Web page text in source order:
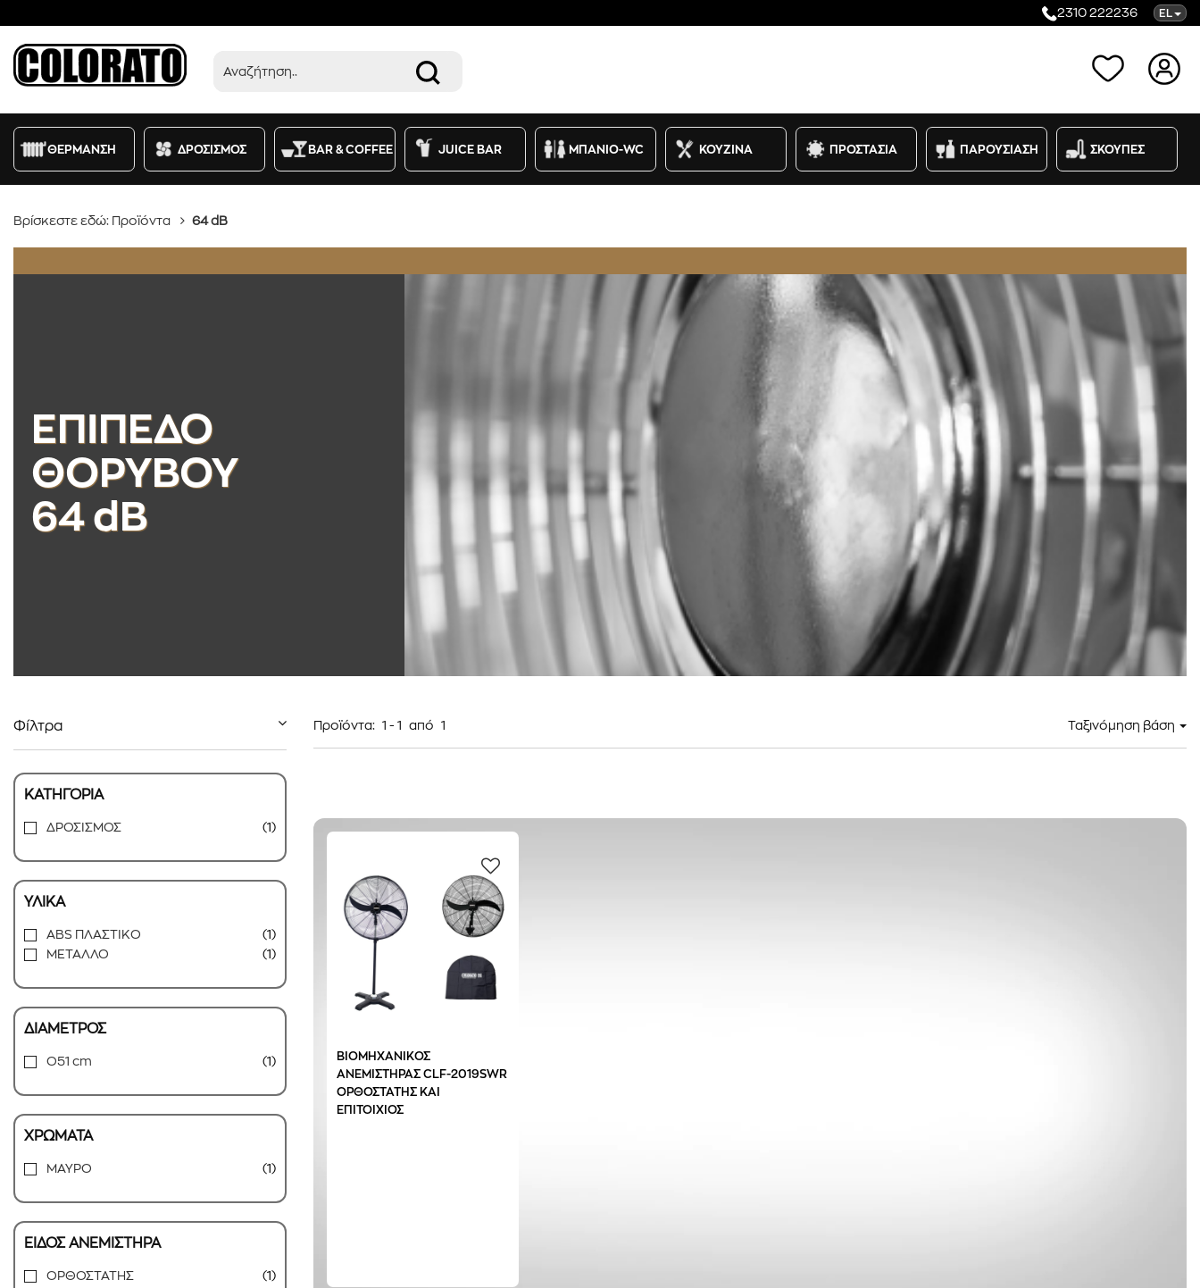
2310 222236 EL
Προϊόντα Κατηγορίες
ΘΕΡΜΑΝΣΗ ΔΡΟΣΙΣΜΟΣ BAR & COFFEE JUICE BAR ΜΠΑΝΙΟ-WC ΚΟΥΖΙΝΑ ΠΡΟΣΤΑΣΙΑ ΠΑΡΟΥΣΙΑΣΗ ΣΚΟΥΠΕΣ
Βρίσκεστε εδώ: Προϊόντα 64 dB
ΕΠΙΠΕΔΟ
ΘΟΡΥΒΟΥ
64 dB
Φίλτρα
ΚΑΤΗΓΟΡΙΑ
ΔΡΟΣΙΣΜΟΣ (1)
ΥΛΙΚΑ
ABS ΠΛΑΣΤΙΚΟ
(1)
ΜΕΤΑΛΛΟ
(1)
ΔΙΑΜΕΤΡΟΣ
O51 cm (1)
ΧΡΩΜΑΤΑ
ΜΑΥΡΟ (1)
ΕΙΔΟΣ ΑΝΕΜΙΣΤΗΡΑ
ΟΡΘΟΣΤΑΤΗΣ
(1)
Προϊόντα: 1 - 1 από 1 Ταξινόμηση βάση
ΒΙΟΜΗΧΑΝΙΚΟΣ
ΑΝΕΜΙΣΤΗΡΑΣ CLF-2019SWR
ΟΡΘΟΣΤΑΤΗΣ ΚΑΙ
ΕΠΙΤΟΙΧΙΟΣ